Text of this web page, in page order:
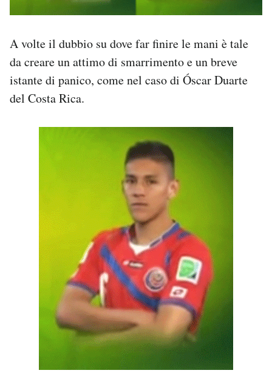
A volte il dubbio su dove far finire le mani è tale
da creare un attimo di smarrimento e un breve
istante di panico, come nel caso di Óscar Duarte
del Costa Rica.